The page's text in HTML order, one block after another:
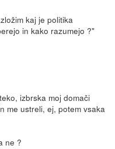
kaj je politika
in kako razumejo ?"
izbrska moj domači
me ustreli, ej, potem vsaka
ne ?